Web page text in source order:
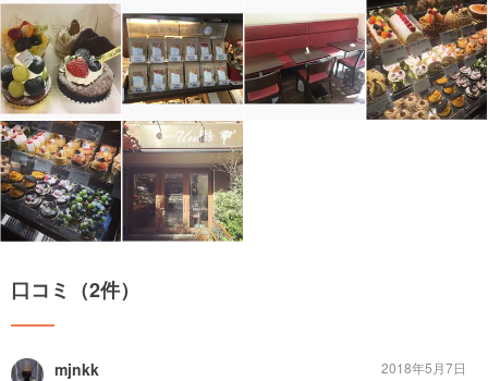
口コミ（2件）
mjnkk
2018年5月7日